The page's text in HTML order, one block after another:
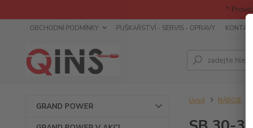
*
OBCHODNÍ PODMÍNKY PUŠKAŘSTVÍ - SERVIS - OPRAVY
GRAND POWER
Úvod NÁBOJE